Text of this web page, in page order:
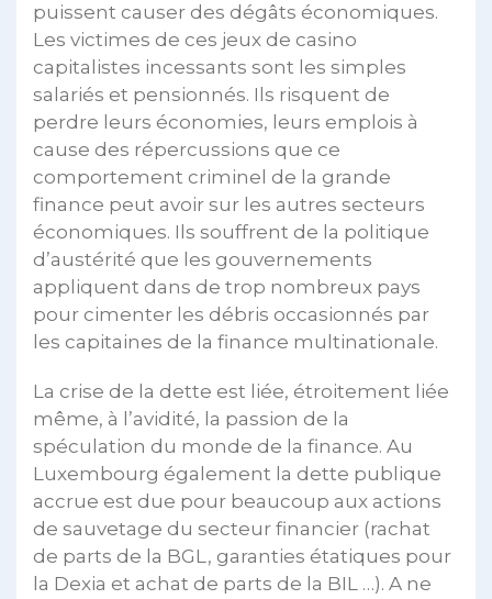
puissent causer des dégâts économiques.
Les victimes de ces jeux de casino
capitalistes incessants sont les simples
salariés et pensionnés. Ils risquent de
perdre leurs économies, leurs emplois à
cause des répercussions que ce
comportement criminel de la grande
finance peut avoir sur les autres secteurs
économiques. Ils souffrent de la politique
d’austérité que les gouvernements
appliquent dans de trop nombreux pays
pour cimenter les débris occasionnés par
les capitaines de la finance multinationale.
La crise de la dette est liée, étroitement liée
même, à l’avidité, la passion de la
spéculation du monde de la finance. Au
Luxembourg également la dette publique
accrue est due pour beaucoup aux actions
de sauvetage du secteur financier (rachat
de parts de la BGL, garanties étatiques pour
la Dexia et achat de parts de la BIL …). A ne